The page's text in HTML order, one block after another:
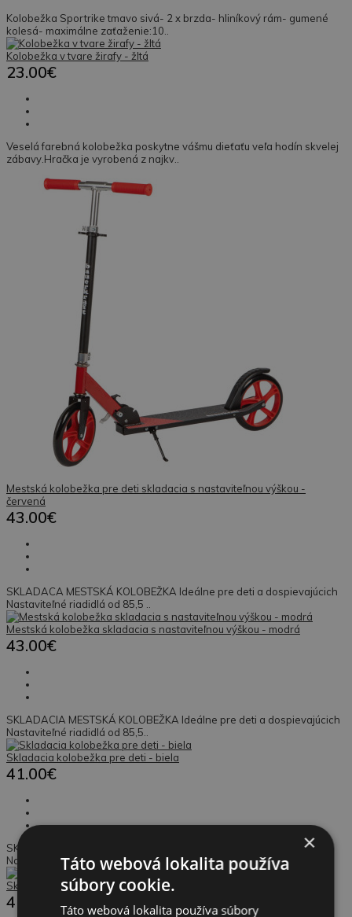
Kolobežka Sportrike tmavo sivá- 2 x brzda- hliníkový rám- gumené
kolesá- maximálne zaťaženie:10..
Kolobežka v tvare žirafy - žltá
23.00€
Veselá farebná kolobežka poskytne vášmu dieťaťu veľa hodín skvelej
zábavy.Hračka je vyrobená z najkv..
Mestská kolobežka pre deti skladacia s nastaviteľnou výškou -
červená
43.00€
SKLADACA MESTSKÁ KOLOBEŽKA Ideálne pre deti a dospievajúcich
Nastaviteľné riadidlá od 85,5 ..
Mestská kolobežka skladacia s nastaviteľnou výškou - modrá
43.00€
SKLADACIA MESTSKÁ KOLOBEŽKA Ideálne pre deti a dospievajúcich
Nastaviteľné riadidlá od 85,5..
Skladacia kolobežka pre deti - biela
41.00€
SKLADACÍ MESTSKÝ SKÚTER Ideálne pre deti a dospievajúcich
Nastaviteľné riadidlá od 95 do 1..
Skladacia kolobežka pre deti - čierna
41.00€
×
Táto webová lokalita používa
súbory cookie.
Táto webová lokalita používa súbory